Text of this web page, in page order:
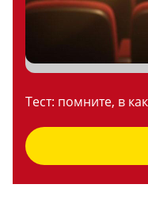
Тест: помните, в